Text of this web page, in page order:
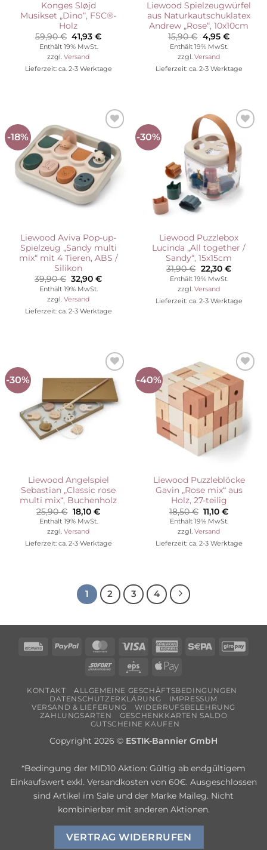
Konges Sløjd
Musikset „Dino“, FSC®-
Holz
59,90€ Ursprünglicher
Preis
war:
59,90 €
41,93€Aktueller
Enthält 19% MwSt.
zzgl. Versand
Lieferzeit: ca. 2-3 Werktage
Liewood Spielzeugwürfel
aus Naturkautschuklatex
Andrew „Rose“, 10x10cm
15,90€ Ursprünglicher
Preis
war:
15,90 €
4,95 €Aktueller
Enthält 19% MwSt.
zzgl. Versand
Lieferzeit: ca. 2-3 Werktage
-18%
Auf die
Wunschliste
Liewood Aviva Pop-up-
Spielzeug „Sandy multi
mix“ mit 4 Tieren, ABS /
Silikon
39,90€ Ursprünglicher
Preis
war:
39,90 €
32,90€Aktueller
Enthält 19% MwSt.
zzgl. Versand
Lieferzeit: ca. 2-3 Werktage
-30%
Auf die
Wunschliste
Liewood Puzzlebox
Lucinda „All together /
Sandy“, 15x15cm
31,90€ Ursprünglicher
Preis
war:
31,90 €
22,30 €
Enthält 19% MwSt.
zzgl. Versand
Lieferzeit: ca. 2-3 Werktage
-30%
Auf die
Wunschliste
Liewood Angelspiel
Sebastian „Classic rose
multi mix“, Buchenholz
25,90€ Ursprünglicher
Preis
war:
25,90 €
18,10 €Aktueller
Enthält 19% MwSt.
zzgl. Versand
Lieferzeit: ca. 2-3 Werktage
-40%
Auf die
Wunschliste
Liewood Puzzleblöcke
Gavin „Rose mix“ aus
Holz, 27-teilig
18,50€ Ursprünglicher
Preis
war:
18,50 €
11,10€Aktueller
ist:
Enthält 19% MwSt.
zzgl. Versand
Lieferzeit: ca. 2-3 Werktage
1 2 3 4
RechungPayPal MasterCard
Visa
American Sepa
Sofort
Eps
Apple
KONTAKT
ALLGEMEINE GESCHÄFTSBEDINGUNGEN
DATENSCHUTZERKLÄRUNG
IMPRESSUM
VERSAND & LIEFERUNG
WIDERRUFSBELEHRUNG
ZAHLUNGSARTEN
GESCHENKKARTEN SALDO
GUTSCHEINE KAUFEN
Copyright 2026 © ESTIK-Bannier GmbH
*Bedingung der MID10 Aktion: Gültig ab endgültigem
Einkaufswert exkl. Versandkosten von 60€. Ausgeschlossen
sind Artikel im Sale und der Marke Maileg. Nicht
kombinierbar mit anderen Aktionen.
VERTRAG WIDERRUFEN